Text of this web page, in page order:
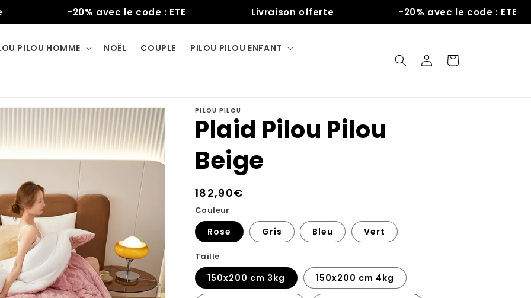
-20% avec le code : ETE Livraison offerte -20% avec le code : ETE
PILOU HOMME NOËL COUPLE PILOU PILOU ENFANT
ConnexionPanier
PILOU PILOU
Plaid Pilou Pilou
Beige
Prix
habituel
182,90€
Couleur
Rose Gris Bleu Vert
Taille
150x200 cm 3kg 150x200 cm 4kg